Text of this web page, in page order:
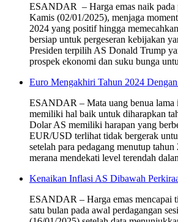
ESANDAR – Harga emas naik pada
Kamis (02/01/2025), menjaga
2024 yang positif hingga
bersiap untuk pergeseran kebijakan
Presiden terpilih AS Donald Trump
prospek ekonomi dan suku bunga
Euro Mengakhiri Tahun 2024
ESANDAR – Mata uang benua lama
memiliki hal baik untuk diharapkan
Dolar AS memiliki harapan yang
EUR/USD terlihat tidak bergerak
setelah para pedagang menutup
merana mendekati level terendah
Kenaikan Inflasi AS Dibawah
ESANDAR – Harga emas mencapai
satu bulan pada awal perdagangan